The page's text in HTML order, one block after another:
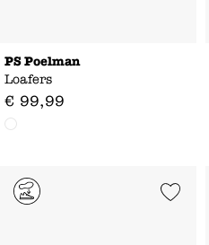
PS Poelman
Loafers
€ 99,99
Add to Wishlist